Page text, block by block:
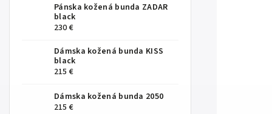
Pánska kožená bunda ZADAR
black
230 €
Dámska kožená bunda KISS
black
215 €
Dámska kožená bunda 2050
215 €